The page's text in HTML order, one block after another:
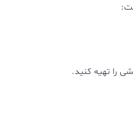
را تهیه کنید.